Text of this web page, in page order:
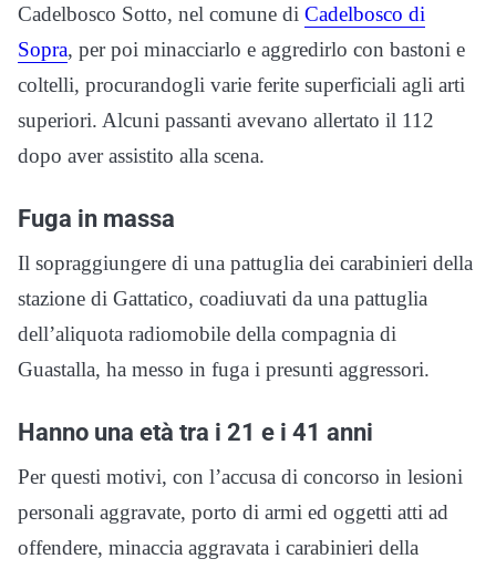
Cadelbosco Sotto, nel comune di Cadelbosco di
Sopra, per poi minacciarlo e aggredirlo con bastoni e
coltelli, procurandogli varie ferite superficiali agli arti
superiori. Alcuni passanti avevano allertato il 112
dopo aver assistito alla scena.
Fuga in massa
Il sopraggiungere di una pattuglia dei carabinieri della
stazione di Gattatico, coadiuvati da una pattuglia
dell’aliquota radiomobile della compagnia di
Guastalla, ha messo in fuga i presunti aggressori.
Hanno una età tra i 21 e i 41 anni
Per questi motivi, con l’accusa di concorso in lesioni
personali aggravate, porto di armi ed oggetti atti ad
offendere, minaccia aggravata i carabinieri della